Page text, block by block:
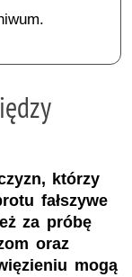
którzy
fałszywe
za próbę
oraz
mogą